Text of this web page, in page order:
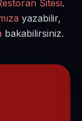
Sitesi.
yazabilir,
bakabilirsiniz.